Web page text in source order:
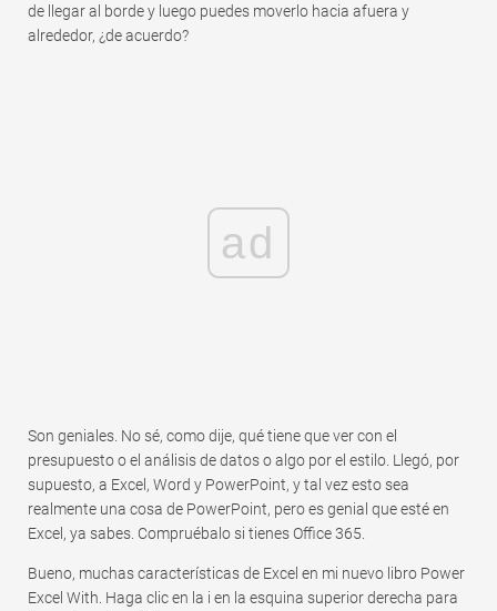
de llegar al borde y luego puedes moverlo hacia afuera y
alrededor, ¿de acuerdo?
ad
Son geniales. No sé, como dije, qué tiene que ver con el
presupuesto o el análisis de datos o algo por el estilo. Llegó, por
supuesto, a Excel, Word y PowerPoint, y tal vez esto sea
realmente una cosa de PowerPoint, pero es genial que esté en
Excel, ya sabes. Compruébalo si tienes Office 365.
Bueno, muchas características de Excel en mi nuevo libro Power
Excel With. Haga clic en la i en la esquina superior derecha para